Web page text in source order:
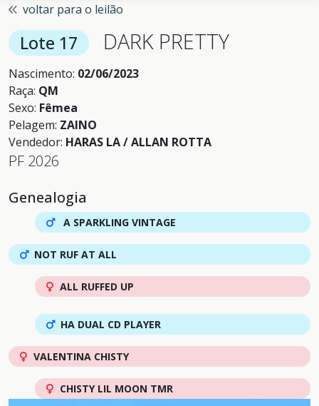
voltar para o leilão
Lote 17 DARK PRETTY
Nascimento: 02/06/2023
Raça: QM
Sexo: Fêmea
Pelagem: ZAINO
Vendedor: HARAS LA / ALLAN ROTTA
PF 2026
Genealogia
A SPARKLING VINTAGE
NOT RUF AT ALL
ALL RUFFED UP
HA DUAL CD PLAYER
VALENTINA CHISTY
CHISTY LIL MOON TMR